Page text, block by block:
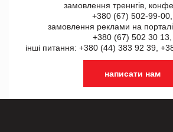
замовлення треннгів,
+380 (67) 502-99-00,
замовлення реклами на
+380 (67) 502 30 13,
інші питання: +380 (44) 383 92 39,
написати нам